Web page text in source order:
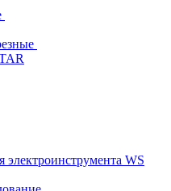
электроинструмента WS